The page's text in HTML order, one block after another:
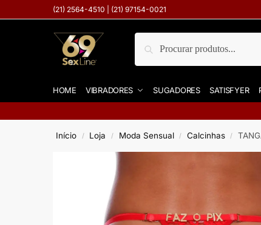
(21) 2564-4510 | (21) 97154-0021
Pesquisar
HOME VIBRADORES SUGADORES SATISFYER
Início / Loja / Moda Sensual / Calcinhas /